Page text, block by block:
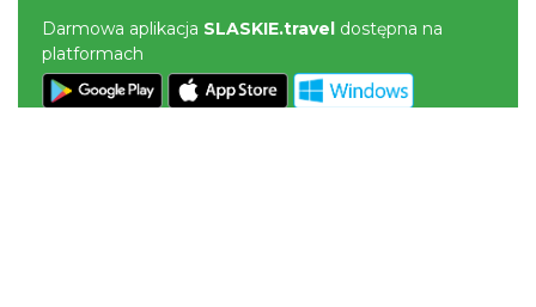
Darmowa aplikacja SLASKIE.travel dostępna na
platformach